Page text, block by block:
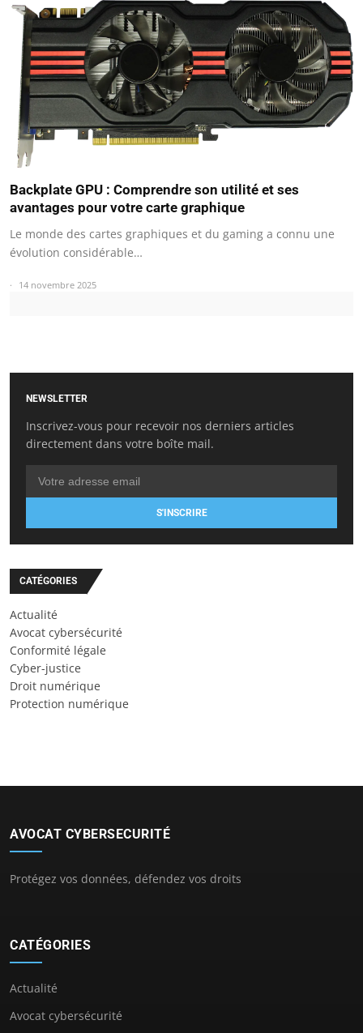
Backplate GPU : Comprendre son utilité et ses
avantages pour votre carte graphique
Le monde des cartes graphiques et du gaming a connu une
évolution considérable…
14 novembre 2025
NEWSLETTER
Inscrivez-vous pour recevoir nos derniers articles
directement dans votre boîte mail.
S'INSCRIRE
CATÉGORIES
Actualité
Avocat cybersécurité
Conformité légale
Cyber-justice
Droit numérique
Protection numérique
AVOCAT CYBERSECURITÉ
Protégez vos données, défendez vos droits
CATÉGORIES
Actualité
Avocat cybersécurité